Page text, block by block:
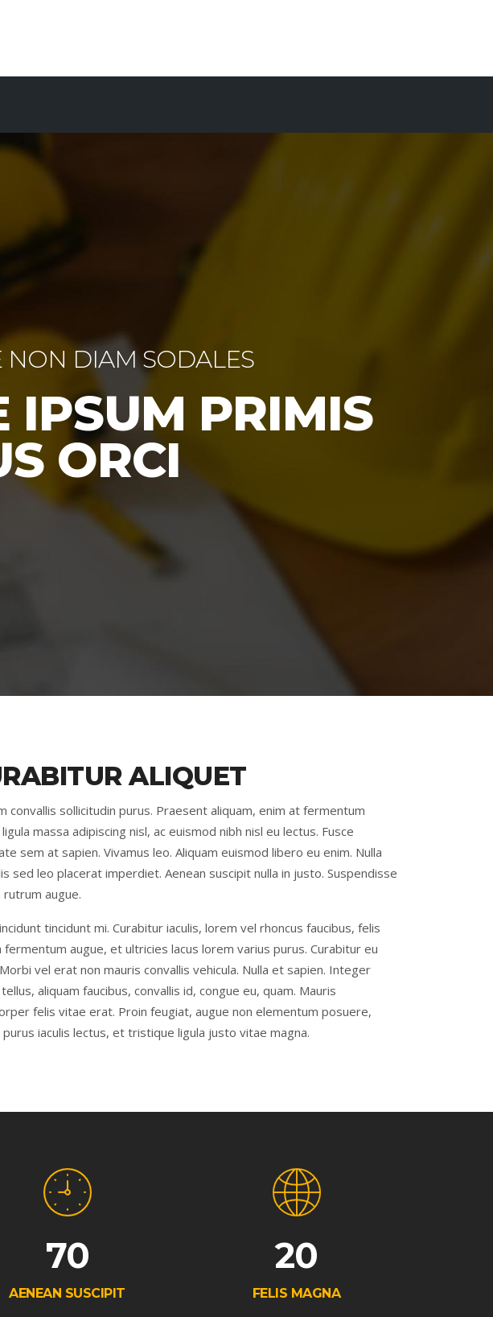
NON DIAM SODALES
IPSUM PRIMIS
ORCI
ALIQUET
convallis sollicitudin purus. Praesent aliquam, enim at fermentum
massa adipiscing nisl, ac euismod nibh nisl eu lectus. Fusce
sem at sapien. Vivamus leo. Aliquam euismod libero eu enim. Nulla
sed leo placerat imperdiet. Aenean suscipit nulla in justo. Suspendisse
rutrum augue.
tincidunt mi. Curabitur iaculis, lorem vel rhoncus faucibus, felis
fermentum augue, et ultricies lacus lorem varius purus. Curabitur eu
vel erat non mauris convallis vehicula. Nulla et sapien. Integer
aliquam faucibus, convallis id, congue eu, quam. Mauris
felis vitae erat. Proin feugiat, augue non elementum posuere,
iaculis lectus, et tristique ligula justo vitae magna.
70
AENEAN SUSCIPIT
20
FELIS MAGNA